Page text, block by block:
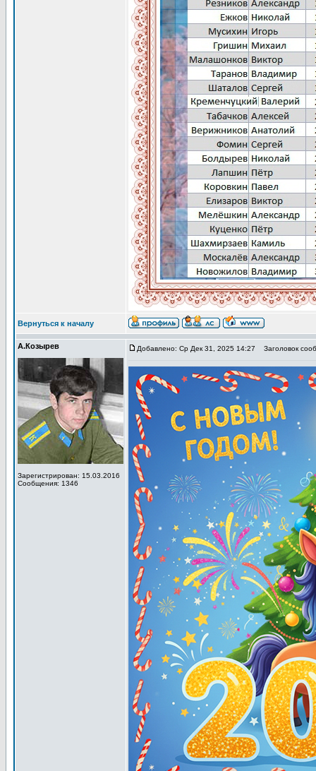
Вернуться к началу
А.Козырев
Зарегистрирован: 15.03.2016
Сообщения: 1346
Добавлено: Ср Дек 31, 2025 14:27 Заголовок